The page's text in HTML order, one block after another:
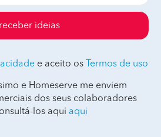
receber ideias
e aceito os Termos de uso
e Homeserve me enviem
dos seus colaboradores
los aqui aqui